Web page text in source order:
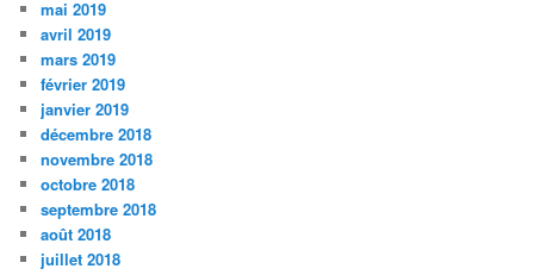
mai 2019
avril 2019
mars 2019
février 2019
janvier 2019
décembre 2018
novembre 2018
octobre 2018
septembre 2018
août 2018
juillet 2018